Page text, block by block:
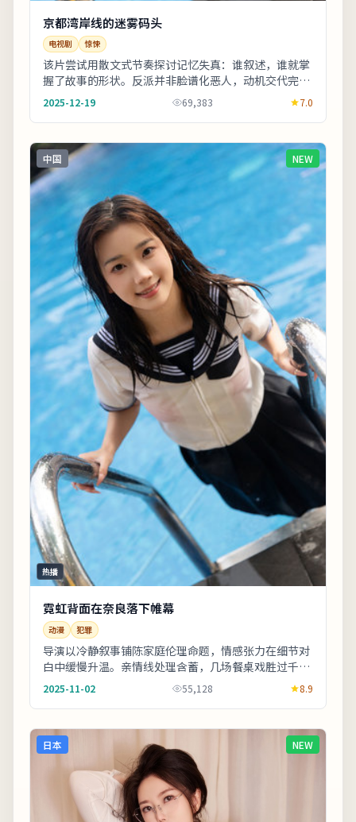
京都湾岸线的迷雾码头
电视剧 惊悚
该片尝试用散文式节奏探讨记忆失真：谁叙述，谁就掌
握了故事的形状。反派并非脸谱化恶人，动机交代完
整，使冲突更具现实刺痛感。适合晚间完整观看，配合
2025-12-19 69,383 7.0
中国 NEW
热播
霓虹背面在奈良落下帷幕
动漫 犯罪
导演以冷静叙事铺陈家庭伦理命题，情感张力在细节对
白中缓慢升温。亲情线处理含蓄，几场餐桌戏胜过千言
万语。整体来看，这是一部类型元素清晰、人物动机
2025-11-02 55,128 8.9
日本 NEW